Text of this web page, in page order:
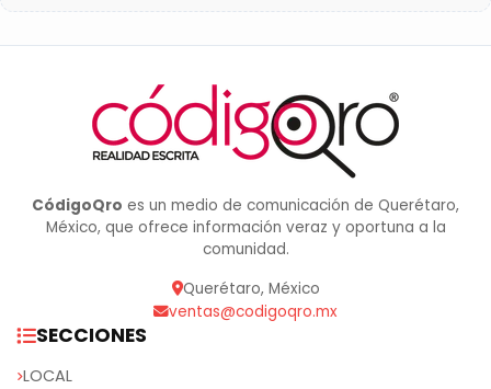
CódigoQro es un medio de comunicación de Querétaro,
México, que ofrece información veraz y oportuna a la
comunidad.
Querétaro, México
ventas@codigoqro.mx
SECCIONES
LOCAL